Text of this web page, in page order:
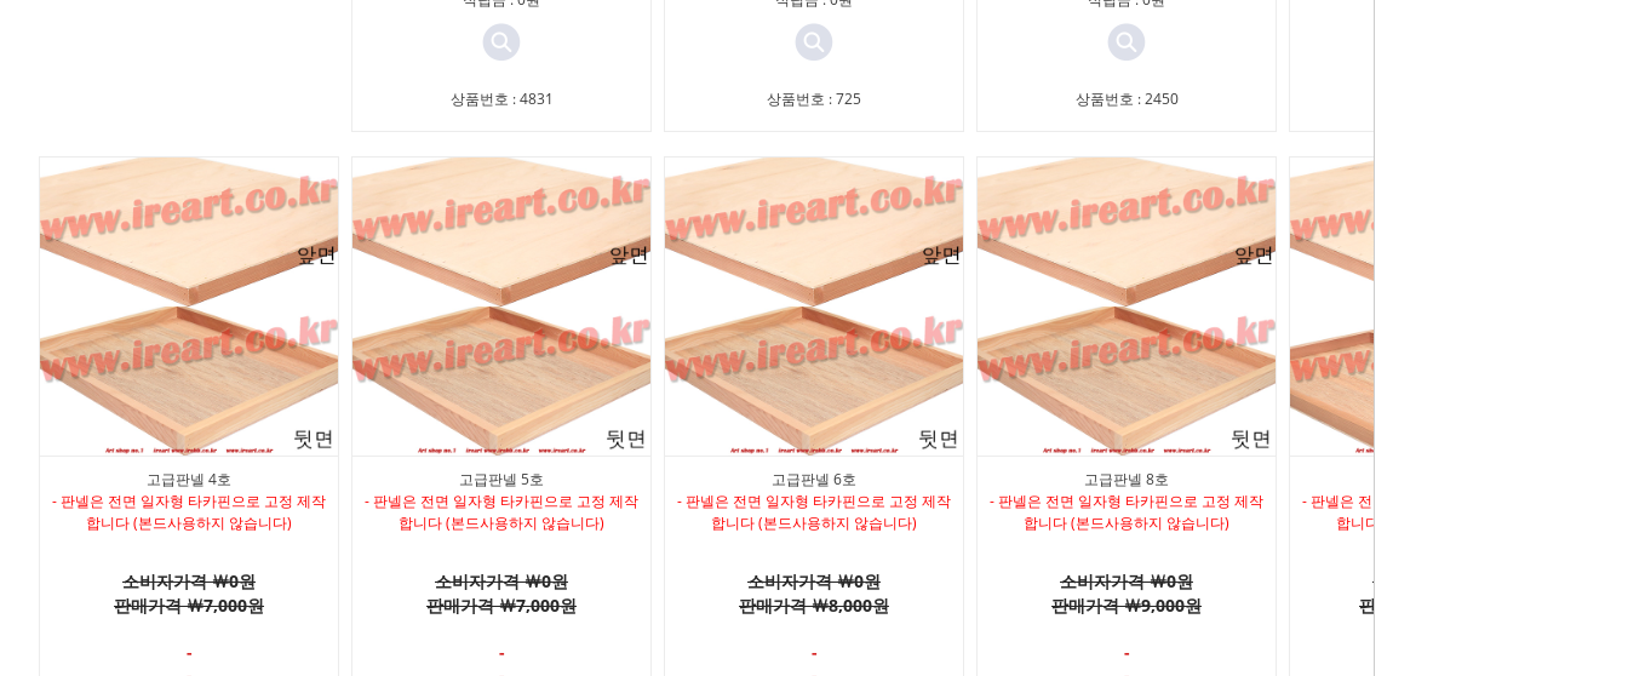
상품번호 : 4831 상품번호 : 725 상품번호 : 2450
고급판넬 4호
- 판넬은 전면 일자형 타카핀으로 고정 제작
합니다 (본드사용하지 않습니다)
소비자가격 ￦0원
판매가격 ￦7,000원
-
고급판넬 5호
- 판넬은 전면 일자형 타카핀으로 고정 제작
합니다 (본드사용하지 않습니다)
소비자가격 ￦0원
판매가격 ￦7,000원
-
고급판넬 6호
- 판넬은 전면 일자형 타카핀으로 고정 제작
합니다 (본드사용하지 않습니다)
소비자가격 ￦0원
판매가격 ￦8,000원
-
고급판넬 8호
- 판넬은 전면 일자형 타카핀으로 고정 제작
합니다 (본드사용하지 않습니다)
소비자가격 ￦0원
판매가격 ￦9,000원
-
- 판넬은 전면 일자형 타카핀으로 고정 제작
합니다 (본드사용하지 않습니다)
소비자가격 ￦0원
판매가격 ￦10,000원